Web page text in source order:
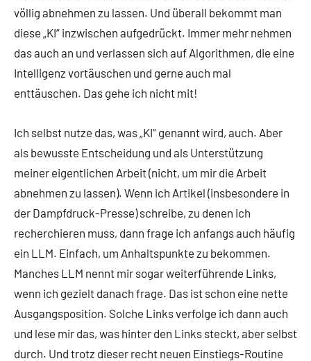
völlig abnehmen zu lassen. Und überall bekommt man
diese „KI“ inzwischen aufgedrückt. Immer mehr nehmen
das auch an und verlassen sich auf Algorithmen, die eine
Intelligenz vortäuschen und gerne auch mal
enttäuschen. Das gehe ich nicht mit!
Ich selbst nutze das, was „KI“ genannt wird, auch. Aber
als bewusste Entscheidung und als Unterstützung
meiner eigentlichen Arbeit (nicht, um mir die Arbeit
abnehmen zu lassen). Wenn ich Artikel (insbesondere in
der Dampfdruck-Presse) schreibe, zu denen ich
recherchieren muss, dann frage ich anfangs auch häufig
ein LLM. Einfach, um Anhaltspunkte zu bekommen.
Manches LLM nennt mir sogar weiterführende Links,
wenn ich gezielt danach frage. Das ist schon eine nette
Ausgangsposition. Solche Links verfolge ich dann auch
und lese mir das, was hinter den Links steckt, aber selbst
durch. Und trotz dieser recht neuen Einstiegs-Routine